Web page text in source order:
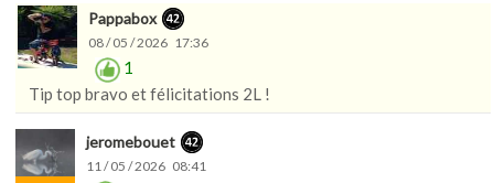
Pappabox
08 / 05 / 2026 17:36
1
Tip top bravo et félicitations 2L !
jeromebouet
11 / 05 / 2026 08:41